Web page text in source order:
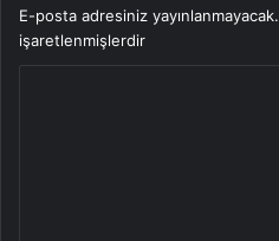
E-posta adresiniz yayınlanmayacak.
işaretlenmişlerdir